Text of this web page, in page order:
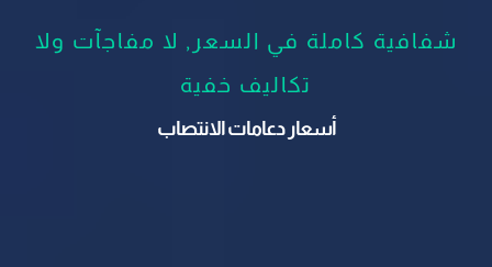
شفافية كاملة في السعر, لا مفاجآت ولا
تكاليف خفية
أسعار دعامات الانتصاب